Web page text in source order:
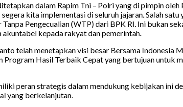
dalam Rapim Tni – Polri yang di pimpin
kita implementasi di seluruh jajaran. Salah
Pengecualian (WTP) dari BPK RI. Ini bukan
kepada rakyat dan pemerintah.
telah menetapkan visi besar Bersama Indonesia
Hasil Terbaik Cepat yang bertujuan untuk
peran strategis dalam mendukung kebijakan ini
yang berkelanjutan.